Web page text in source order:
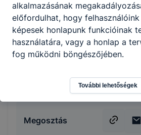
Tevékenységével, a festési
keresztül részt vesz az
folyamatokban.
Ajánlott minden fiatal számára,
változatos munkakörnyezetben
Megosztás
alkalmazásának
előfordulhat, hogy
képesek honlapunk funkcióinak
használatára, vagy a honlap a
fog működni böngészőjében.
További lehetőségek